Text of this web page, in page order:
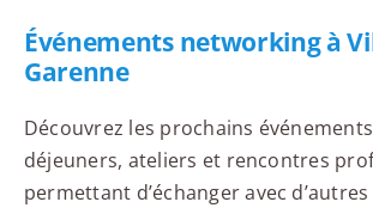
Événements networking à
Garenne
Découvrez les prochains
déjeuners, ateliers et rencontres
permettant d’échanger avec